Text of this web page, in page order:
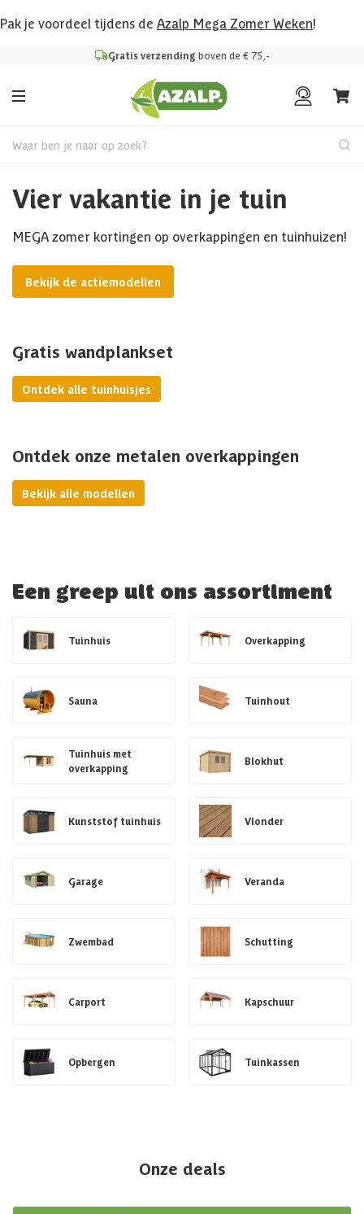
Pak je voordeel tijdens de Azalp Mega Zomer Weken!
Waar ben je naar op zoek?
Vier vakantie in je tuin
MEGA zomer kortingen op overkappingen en tuinhuizen!
Bekijk de actiemodellen
Gratis wandplankset
Ontdek alle tuinhuisjes
Ontdek onze metalen overkappingen
Bekijk alle modellen
Een greep uit ons assortiment
Tuinhuis Overkapping
Sauna Tuinhout
Tuinhuis met
overkapping
Blokhut
Kunststof tuinhuis Vlonder
Garage Veranda
Zwembad Schutting
Carport Kapschuur
Opbergen Tuinkassen
Onze deals